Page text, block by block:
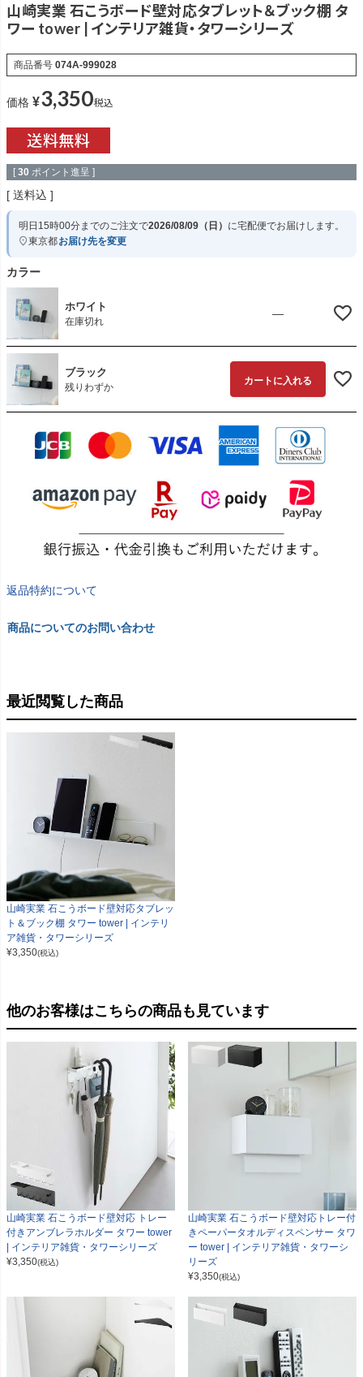
山崎実業 石こうボード壁対応タブレット＆ブック棚 タ
ワー tower | インテリア雑貨・タワーシリーズ
商品番号 074A-999028
価格 ¥3,350税込
[ 30 ポイント進呈 ]
送料込
明日 15時00分までのご注文で2026/08/09（日） に宅配便でお届けします。
東京都お届け先を変更
カラー
ホワイト
在庫切れ
—
ブラック
残りわずか
カートに入れる
返品特約について
商品についてのお問い合わせ
最近閲覧した商品
山崎実業 石こうボード壁対応タブレッ
ト＆ブック棚 タワー tower | インテリ
ア雑貨・タワーシリーズ
¥3,350(税込)
他のお客様はこちらの商品も見ています
山崎実業 石こうボード壁対応 トレー
付きアンブレラホルダー タワー tower
| インテリア雑貨・タワーシリーズ
¥3,350(税込)
山崎実業 石こうボード壁対応トレー付
きペーパータオルディスペンサー タワ
ー tower | インテリア雑貨・タワーシ
リーズ
¥3,350(税込)